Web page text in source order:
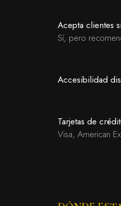
Acepta clientes
Sí, pero
Accesibilidad
Tarjetas de
Visa, American